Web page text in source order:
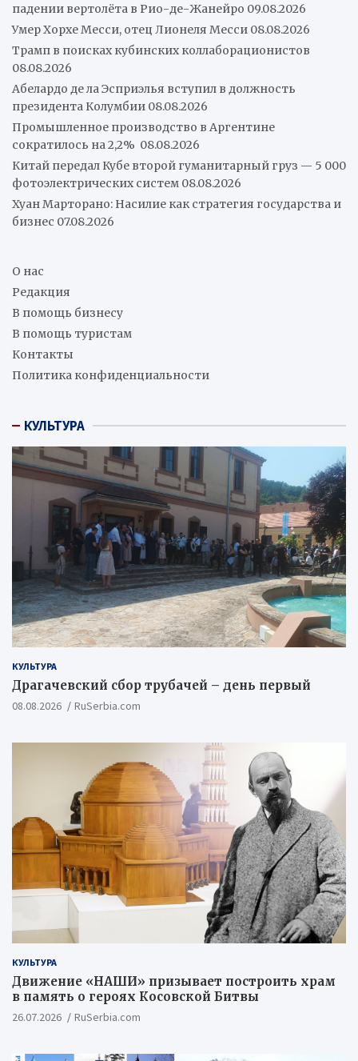
падении вертолёта в Рио-де-Жанейро 09.08.2026
Умер Хорхе Месси, отец Лионеля Месси 08.08.2026
Трамп в поисках кубинских коллаборационистов
08.08.2026
Абелардо де ла Эсприэлья вступил в должность
президента Колумбии 08.08.2026
Промышленное производство в Аргентине
сократилось на 2,2% 08.08.2026
Китай передал Кубе второй гуманитарный груз — 5 000
фотоэлектрических систем 08.08.2026
Хуан Марторано: Насилие как стратегия государства и
бизнес 07.08.2026
О нас
Редакция
В помощь бизнесу
В помощь туристам
Контакты
Политика конфиденциальности
КУЛЬТУРА
КУЛЬТУРА
Драгачевский сбор трубачей – день первый
08.08.2026 RuSerbia.com
КУЛЬТУРА
Движение «НАШИ» призывает построить храм
в память о героях Косовской Битвы
26.07.2026 RuSerbia.com